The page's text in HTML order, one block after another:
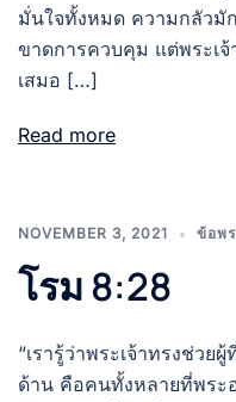
มั่นใจทั้งหมด ความกลัวมั
ขาดการควบคุม แต่พระเ
เสมอ […]
Read more
NOVEMBER 3, 2021 ข้อพ
โรม 8:28
“เรารู้ว่าพระเจ้าทรงช่วย
ด้าน คือคนทั้งหลายที่พระ